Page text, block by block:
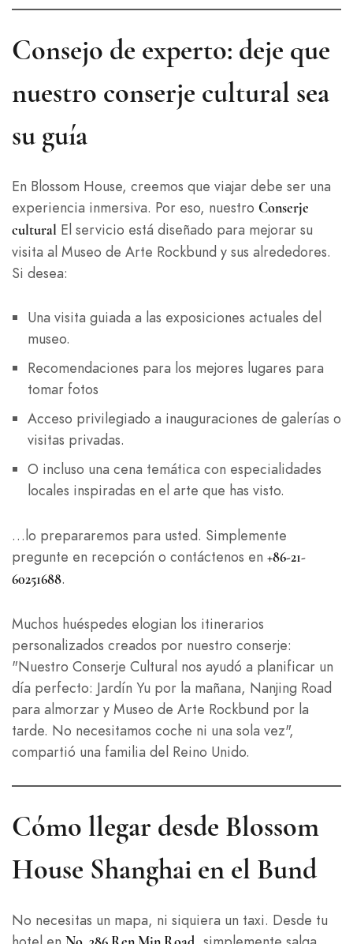
Consejo de experto: deje que
nuestro conserje cultural sea
su guía
En Blossom House, creemos que viajar debe ser una
experiencia inmersiva. Por eso, nuestro Conserje
cultural El servicio está diseñado para mejorar su
visita al Museo de Arte Rockbund y sus alrededores.
Si desea:
Una visita guiada a las exposiciones actuales del
museo.
Recomendaciones para los mejores lugares para
tomar fotos
Acceso privilegiado a inauguraciones de galerías o
visitas privadas.
O incluso una cena temática con especialidades
locales inspiradas en el arte que has visto.
…lo prepararemos para usted. Simplemente
pregunte en recepción o contáctenos en +86-21-
60251688.
Muchos huéspedes elogian los itinerarios
personalizados creados por nuestro conserje:
"Nuestro Conserje Cultural nos ayudó a planificar un
día perfecto: Jardín Yu por la mañana, Nanjing Road
para almorzar y Museo de Arte Rockbund por la
tarde. No necesitamos coche ni una sola vez",
compartió una familia del Reino Unido.
Cómo llegar desde Blossom
House Shanghai en el Bund
No necesitas un mapa, ni siquiera un taxi. Desde tu